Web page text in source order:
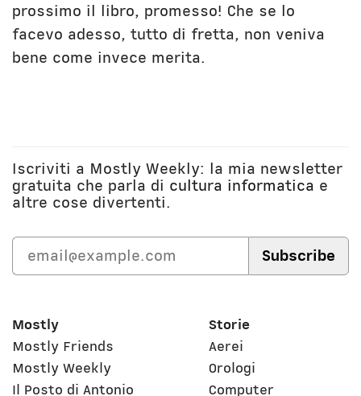
prossimo il libro, promesso! Che se lo
facevo adesso, tutto di fretta, non veniva
bene come invece merita.
Iscriviti a Mostly Weekly: la mia newsletter
gratuita che parla di cultura informatica e
altre cose divertenti.
Mostly
Mostly Friends
Mostly Weekly
Il Posto di Antonio
Storie
Aerei
Orologi
Computer